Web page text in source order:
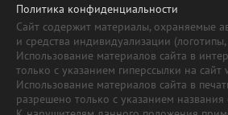
Политика конфиденциальности
Сайт содержит материалы, охраняемые
и средства индивидуализации
Использование материалов сайта в
только с указанием гиперссылки на сайт
Использование материалов сайта в
разрешено только с указанием названия